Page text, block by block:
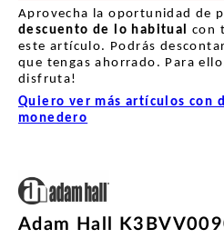
Aprovecha la oportunidad de
descuento de lo habitual con
este artículo. Podrás descontar
que tengas ahorrado. Para
disfruta!
Quiero ver más artículos con
monedero
Adam Hall